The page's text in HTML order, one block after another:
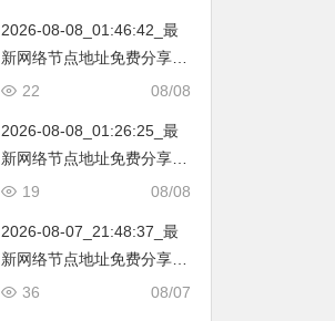
韩国|新加坡|台湾|马来西亚|
…
2026-08-08_01:46:42_最
新网络节点地址免费分享…
不定期更新…开放免费分享
韩国|新加坡|台湾|马来西亚|
…
08/08
22
2026-08-08_01:26:25_最
新网络节点地址免费分享…
不定期更新…开放免费分享
韩国|新加坡|台湾|马来西亚|
…
08/08
19
2026-08-07_21:48:37_最
新网络节点地址免费分享…
不定期更新…开放免费分享
08/07
36